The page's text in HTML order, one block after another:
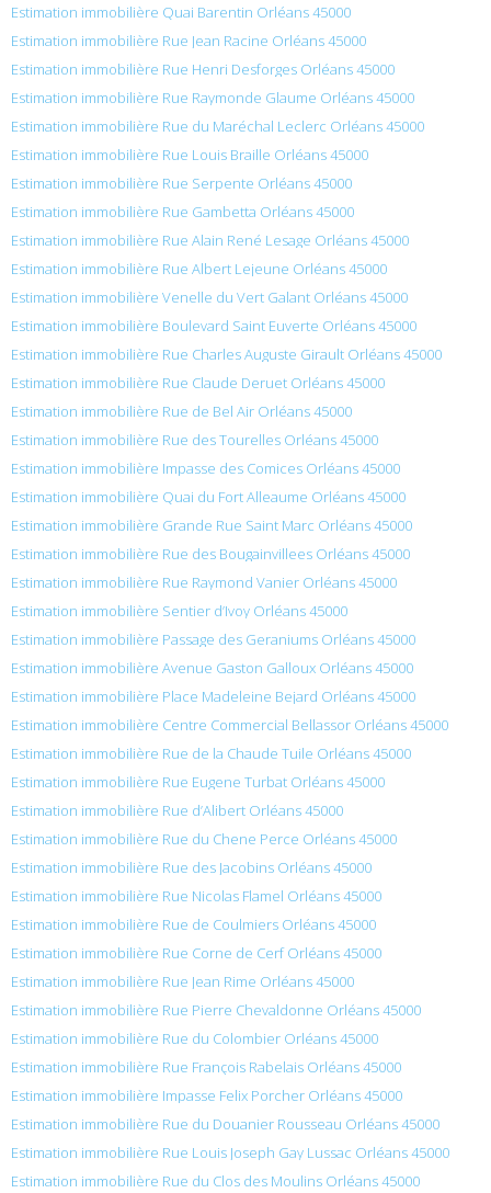
Estimation immobilière Quai Barentin Orléans 45000
Estimation immobilière Rue Jean Racine Orléans 45000
Estimation immobilière Rue Henri Desforges Orléans 45000
Estimation immobilière Rue Raymonde Glaume Orléans 45000
Estimation immobilière Rue du Maréchal Leclerc Orléans 45000
Estimation immobilière Rue Louis Braille Orléans 45000
Estimation immobilière Rue Serpente Orléans 45000
Estimation immobilière Rue Gambetta Orléans 45000
Estimation immobilière Rue Alain René Lesage Orléans 45000
Estimation immobilière Rue Albert Lejeune Orléans 45000
Estimation immobilière Venelle du Vert Galant Orléans 45000
Estimation immobilière Boulevard Saint Euverte Orléans 45000
Estimation immobilière Rue Charles Auguste Girault Orléans 45000
Estimation immobilière Rue Claude Deruet Orléans 45000
Estimation immobilière Rue de Bel Air Orléans 45000
Estimation immobilière Rue des Tourelles Orléans 45000
Estimation immobilière Impasse des Comices Orléans 45000
Estimation immobilière Quai du Fort Alleaume Orléans 45000
Estimation immobilière Grande Rue Saint Marc Orléans 45000
Estimation immobilière Rue des Bougainvillees Orléans 45000
Estimation immobilière Rue Raymond Vanier Orléans 45000
Estimation immobilière Sentier d’Ivoy Orléans 45000
Estimation immobilière Passage des Geraniums Orléans 45000
Estimation immobilière Avenue Gaston Galloux Orléans 45000
Estimation immobilière Place Madeleine Bejard Orléans 45000
Estimation immobilière Centre Commercial Bellassor Orléans 45000
Estimation immobilière Rue de la Chaude Tuile Orléans 45000
Estimation immobilière Rue Eugene Turbat Orléans 45000
Estimation immobilière Rue d’Alibert Orléans 45000
Estimation immobilière Rue du Chene Perce Orléans 45000
Estimation immobilière Rue des Jacobins Orléans 45000
Estimation immobilière Rue Nicolas Flamel Orléans 45000
Estimation immobilière Rue de Coulmiers Orléans 45000
Estimation immobilière Rue Corne de Cerf Orléans 45000
Estimation immobilière Rue Jean Rime Orléans 45000
Estimation immobilière Rue Pierre Chevaldonne Orléans 45000
Estimation immobilière Rue du Colombier Orléans 45000
Estimation immobilière Rue François Rabelais Orléans 45000
Estimation immobilière Impasse Felix Porcher Orléans 45000
Estimation immobilière Rue du Douanier Rousseau Orléans 45000
Estimation immobilière Rue Louis Joseph Gay Lussac Orléans 45000
Estimation immobilière Rue du Clos des Moulins Orléans 45000